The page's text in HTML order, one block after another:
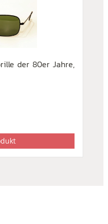
der 80er Jahre,